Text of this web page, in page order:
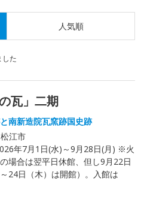
人気順
した
瓦」二期
南新造院瓦窯跡国史跡
江市
年7月1日(水)～9月28日(月) ※火
場合は翌平日休館、但し9月22日
～24日（木）は開館）。入館は